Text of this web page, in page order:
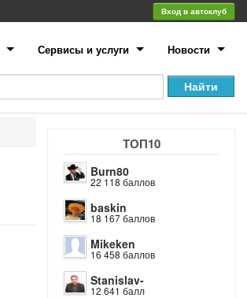
Вход в автоклуб
Сервисы и услуги Новости
ТОП10
Burn80
22 118 баллов
baskin
18 167 баллов
Mikeken
16 458 баллов
Stanislav-
12 641 балл